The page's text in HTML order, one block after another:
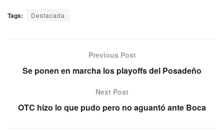
Tags: Destacada
Previous Post
Se ponen en marcha los playoffs del Posadeño
Next Post
OTC hizo lo que pudo pero no aguantó ante Boca